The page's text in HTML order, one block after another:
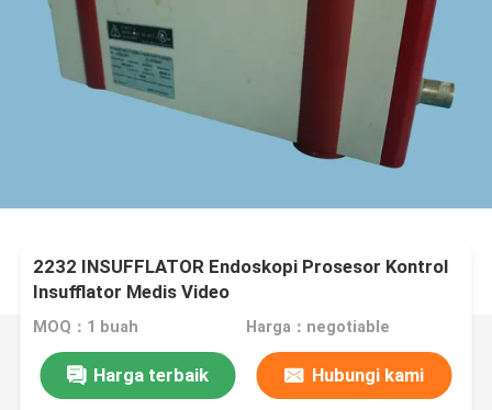
2232 INSUFFLATOR Endoskopi Prosesor Kontrol
Insufflator Medis Video
MOQ：1 buah Harga：negotiable
Harga terbaik Hubungi kami